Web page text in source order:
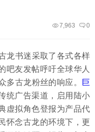
0
7,963
龙书迷采取了各式各样
吧友发帖呼吁全球华人
多古龙粉丝的响应。
巨
统广告渠道，启用陆小
虚拟角色登报为产品代
怀念古龙的环境下，更